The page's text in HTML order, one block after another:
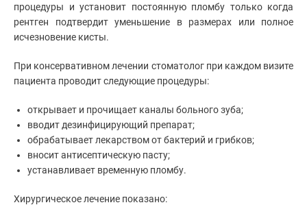
процедуры и установит постоянную пломбу только когда
рентген подтвердит уменьшение в размерах или полное
исчезновение кисты.
При консервативном лечении стоматолог при каждом визите
пациента проводит следующие процедуры:
открывает и прочищает каналы больного зуба;
вводит дезинфицирующий препарат;
обрабатывает лекарством от бактерий и грибков;
вносит антисептическую пасту;
устанавливает временную пломбу.
Хирургическое лечение показано: